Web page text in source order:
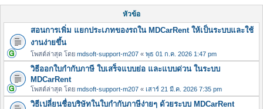
หัวข้อ
สอนการเพิ่ม แยกประเภทของรถใน MDCarRent ให้เป็นระบบและใช้
งานง่ายขึ้น
โพสต์ล่าสุด โดย mdsoft-support-m207 « พุธ 01 ก.ค. 2026 1:47 pm
วิธีออกใบกำกับภาษี ใบเสร็จแบบย่อ และแบบด่วน ในระบบ
MDCarRent
โพสต์ล่าสุด โดย mdsoft-support-m207 « เสาร์ 21 มี.ค. 2026 7:35 pm
วิธีเปลี่ยนชื่อบริษัทในใบกำกับภาษีง่ายๆ ด้วยระบบ MDCarRent